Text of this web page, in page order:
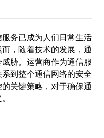
务已成为人们日常生活
，随着技术的发展，通
胁。运营商作为通信服
到整个通信网络的安全
关键策略，对于确保通